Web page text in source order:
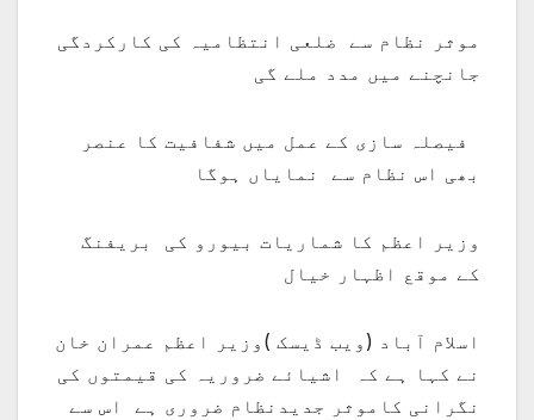
موثر نظام سے ضلعی انتظامیہ کی کارکردگی
جانچنے میں مدد ملے گی
فیصلہ سازی کے عمل میں شفافیت کا عنصر
بھی اس نظام سے نمایاں ہوگا
وزیر اعظم کا شماریات بیورو کی بریفنگ
کے موقع اظہار خیال
اسلام آباد (ویب ڈیسک )وزیر اعظم عمران خان
نے کہا ہے کہ اشیائے ضروریہ کی قیمتوں کی
نگرانی کاموثر جدیدنظام ضروری ہے اس سے